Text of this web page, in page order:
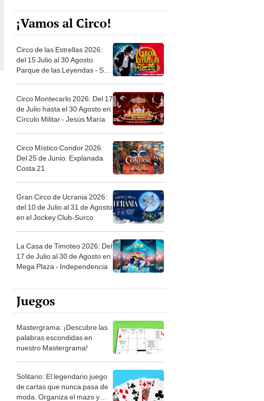
¡Vamos al Circo!
Circo de las Estrellas 2026:
del 15 Julio al 30 Agosto.
Parque de las Leyendas - San
Circo Montecarlo 2026: Del 17
de Julio hasta el 30 Agosto en
Círculo Militar - Jesús María
Circo Místico Condor 2026:
Del 25 de Junio. Explanada
Costa 21
Gran Circo de Ucrania 2026:
del 10 de Julio al 31 de Agosto
en el Jockey Club-Surco
La Casa de Timoteo 2026: Del
17 de Julio al 30 de Agosto en
Mega Plaza - Independencia
Juegos
Mastergrama: ¡Descubre las
palabras escondidas en
nuestro Mastergrama!
Solitario: El legendario juego
de cartas que nunca pasa de
moda. Organiza el mazo y